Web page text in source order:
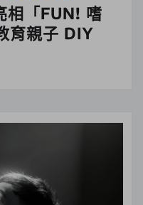
相「FUN! 嗜
育親子 DIY